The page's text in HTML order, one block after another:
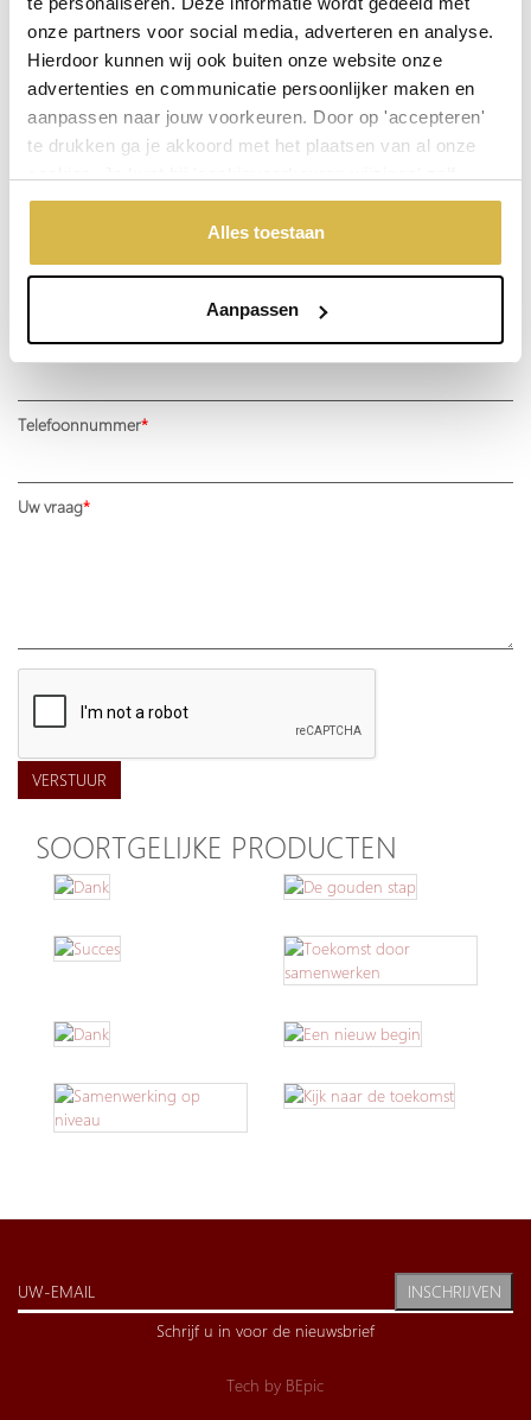
onze partners voor social media, adverteren en analyse.
Hierdoor kunnen wij ook buiten onze website onze
advertenties en communicatie persoonlijker maken en
aanpassen naar jouw voorkeuren. Door op 'accepteren'
te drukken ga je akkoord met het plaatsen van al onze
aangeven welke cookies jouw akkoord krijgen. En door te
'weigeren' worden alleen de functionele cookies
geplaatst. Bekijk onze cookieverklaring voor meer
Alles toestaan
Aanpassen
De aangegeven prijs is incl.Verzendkosten.
Niet goed, geld terug
Stel een vraag over dit product
Uw naam
Emailadres
Telefoonnummer
Uw vraag
VERSTUUR
SOORTGELIJKE PRODUCTEN
INSCHRIJVEN
Schrijf u in voor de nieuwsbrief
Tech by BEpic